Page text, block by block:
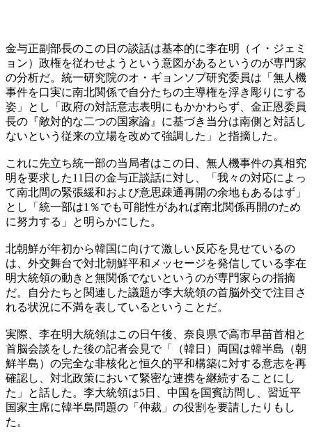
金与正副部長のこの日の談話は基本的に李在明（イ・ジェミ
ョン）政権を従わせようという意図があるというのが専門家
の分析だ。統一研究院のオ・ギョンソプ研究委員は「無人機
事件を口実に南北関係で自分たちの主導権を浮き彫りにする
姿」とし「政府の対話意志表明にもかかわらず、金正恩委員
長の『敵対的な二つの国家論』に基づき当分は南側と対話し
ないという従来の立場を改めて強調した」と指摘した。
これに先立ち統一部の当局者はこの日、無人機事件の真相究
明を要求した11日の金与正談話に対し、「我々の対応によっ
て南北間の緊張緩和および意思疎通再開の余地もあるはず」
とし「統一部は1％でも可能性があれば南北関係再開のため
に努力する」と明らかにした。
北朝鮮が年初から韓国に向けて激しい反応を見せているの
は、外交舞台で対北朝鮮平和メッセージを発信している李在
明大統領の動きと無関係でないというのが専門家らの指摘
だ。自分たちと関連した議題が李大統領の首脳外交で注目さ
れる状況に不満を表しているということだ。
実際、李在明大統領はこの日午後、奈良県で高市早苗首相と
首脳会談をした後の記者会見で「（韓日）両国は韓半島（朝
鮮半島）の完全な非核化と恒久的平和構築に対する意志を再
確認し、対北政策において緊密な連携を継続することにし
た」と話した。李大統領は5日、中国を国賓訪問し、習近平
国家主席に韓半島問題の「仲裁」の役割を要請したりもし
た。